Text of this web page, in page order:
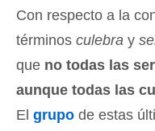
Con respecto a la
términos culebra y
que no todas las
aunque todas las
El grupo de estas